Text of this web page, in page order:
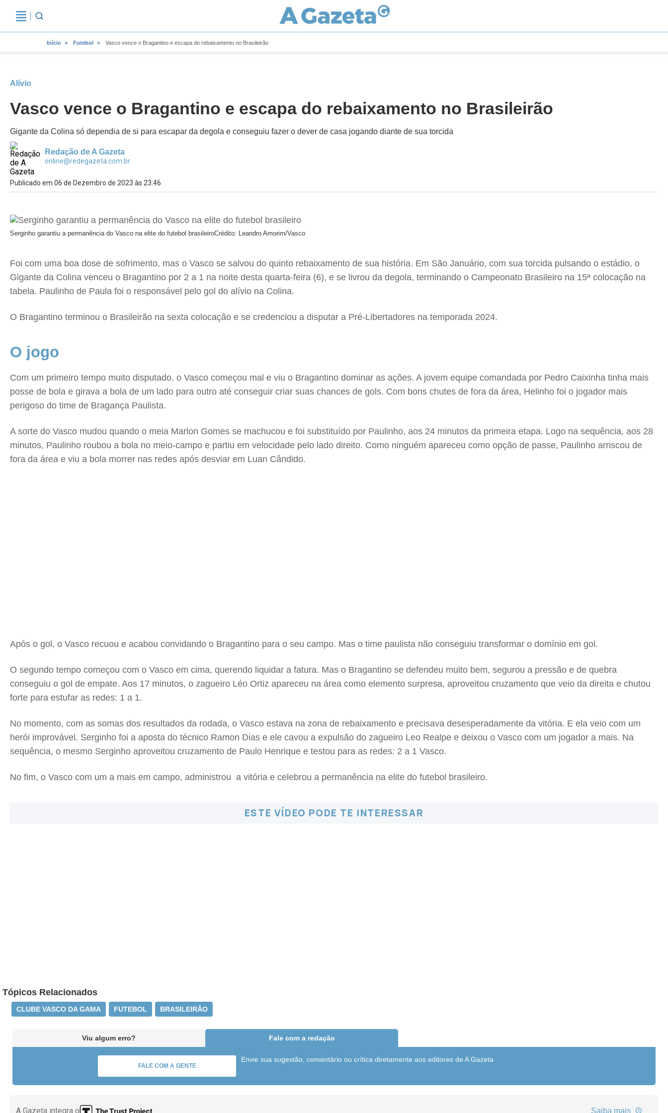
Início Futebol Vasco vence o Bragantino e escapa do rebaixamento no Brasileirão
Alívio
Vasco vence o Bragantino e escapa do rebaixamento no Brasileirão
Gigante da Colina só dependia de si para escapar da degola e conseguiu fazer o dever de casa jogando diante de sua torcida
Redação de A Gazeta
online@redegazeta.com.br
Publicado em 06 de Dezembro de 2023 às 23:46
Serginho garantiu a permanência do Vasco na elite do futebol brasileiroCrédito: Leandro Amorim/Vasco
Foi com uma boa dose de sofrimento, mas o Vasco se salvou do quinto rebaixamento de sua história. Em São Januário, com sua torcida pulsando o estádio, o
Gigante da Colina venceu o Bragantino por 2 a 1 na noite desta quarta-feira (6), e se livrou da degola, terminando o Campeonato Brasileiro na 15ª colocação na
tabela. Paulinho de Paula foi o responsável pelo gol do alívio na Colina.
O Bragantino terminou o Brasileirão na sexta colocação e se credenciou a disputar a Pré-Libertadores na temporada 2024.
O jogo
Com um primeiro tempo muito disputado, o Vasco começou mal e viu o Bragantino dominar as ações. A jovem equipe comandada por Pedro Caixinha tinha mais
posse de bola e girava a bola de um lado para outro até conseguir criar suas chances de gols. Com bons chutes de fora da área, Helinho foi o jogador mais
perigoso do time de Bragança Paulista.
A sorte do Vasco mudou quando o meia Marlon Gomes se machucou e foi substituído por Paulinho, aos 24 minutos da primeira etapa. Logo na sequência, aos 28
minutos, Paulinho roubou a bola no meio-campo e partiu em velocidade pelo lado direito. Como ninguém apareceu como opção de passe, Paulinho arriscou de
fora da área e viu a bola morrer nas redes após desviar em Luan Cândido.
Após o gol, o Vasco recuou e acabou convidando o Bragantino para o seu campo. Mas o time paulista não conseguiu transformar o domínio em gol.
O segundo tempo começou com o Vasco em cima, querendo liquidar a fatura. Mas o Bragantino se defendeu muito bem, segurou a pressão e de quebra
conseguiu o gol de empate. Aos 17 minutos, o zagueiro Léo Ortiz apareceu na área como elemento surpresa, aproveitou cruzamento que veio da direita e chutou
forte para estufar as redes: 1 a 1.
No momento, com as somas dos resultados da rodada, o Vasco estava na zona de rebaixamento e precisava desesperadamente da vitória. E ela veio com um
herói improvável. Serginho foi a aposta do técnico Ramon Dias e ele cavou a expulsão do zagueiro Leo Realpe e deixou o Vasco com um jogador a mais. Na
sequência, o mesmo Serginho aproveitou cruzamento de Paulo Henrique e testou para as redes: 2 a 1 Vasco.
No fim, o Vasco com um a mais em campo, administrou a vitória e celebrou a permanência na elite do futebol brasileiro.
ESTE VÍDEO PODE TE INTERESSAR
Tópicos Relacionados
CLUBE VASCO DA GAMA FUTEBOL BRASILEIRÃO
Viu algum erro? Fale com a redação
FALE COM A GENTE
Envie sua sugestão, comentário ou crítica diretamente aos editores de A Gazeta
A Gazeta integra o Saiba mais